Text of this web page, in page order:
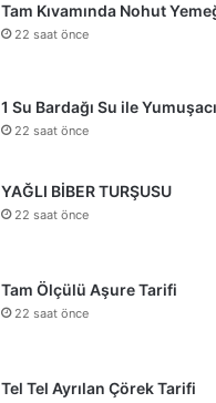
Tam Kıvamında Nohut
22 saat önce
1 Su Bardağı Su ile
22 saat önce
YAĞLI BİBER TURŞUSU
22 saat önce
Tam Ölçülü Aşure Tarifi
22 saat önce
Tel Tel Ayrılan Çörek Tarifi